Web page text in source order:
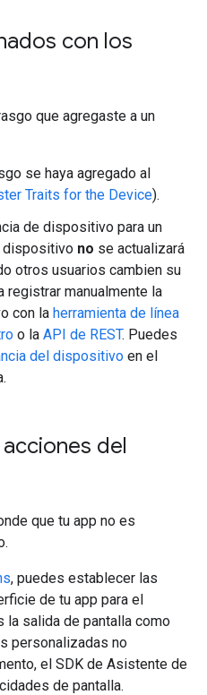
con los
que agregaste a un
se haya agregado al
Traits for the Device).
de dispositivo para un
dispositivo no se actualizará
otros usuarios cambien su
registrar manualmente la
con la herramienta de línea
o la API de REST. Puedes
del dispositivo en el
del
que tu app no es
, puedes establecer las
de tu app para el
la salida de pantalla como
personalizadas no
el SDK de Asistente de
de pantalla.